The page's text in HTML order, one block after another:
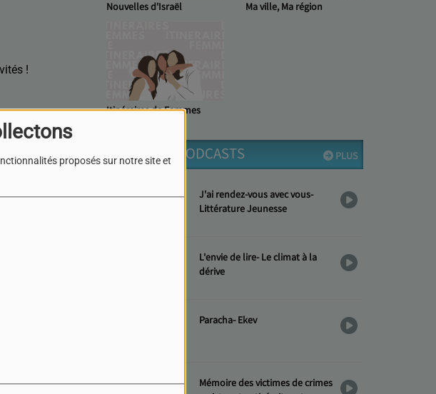
proposés sur notre site et
!
Nouvelles d'Israël Ma ville, Ma région
Itinéraires de Femmes
PLUS
DERNIERS PODCASTS
J'ai rendez-vous avec vous-
Littérature Jeunesse
L'envie de lire- Le climat à la
dérive
Paracha- Ekev
Mémoire des victimes de crimes